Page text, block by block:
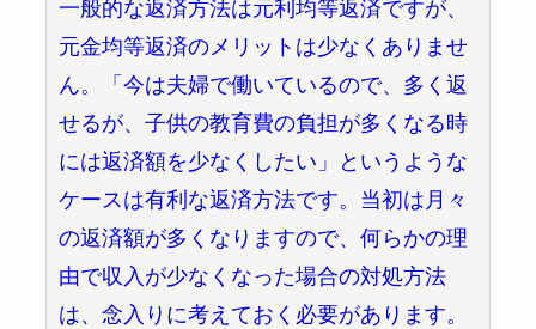
一般的な返済方法は元利均等返済ですが、
元金均等返済のメリットは少なくありませ
ん。「今は夫婦で働いているので、多く返
せるが、子供の教育費の負担が多くなる時
には返済額を少なくしたい」というような
ケースは有利な返済方法です。当初は月々
の返済額が多くなりますので、何らかの理
由で収入が少なくなった場合の対処方法
は、念入りに考えておく必要があります。